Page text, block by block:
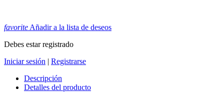
favorite Añadir a la lista de deseos
Debes estar registrado
Iniciar sesión | Registrarse
Descripción
Detalles del producto